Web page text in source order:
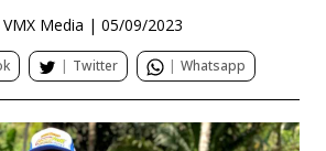
VMX Media | 05/09/2023
| Twitter | Whatsapp